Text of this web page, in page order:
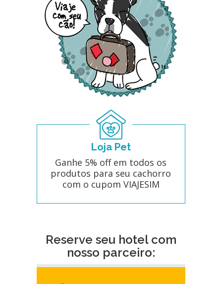
Loja Pet
Ganhe 5% off em todos os
produtos para seu cachorro
com o cupom VIAJESIM
Reserve seu hotel com
nosso parceiro: